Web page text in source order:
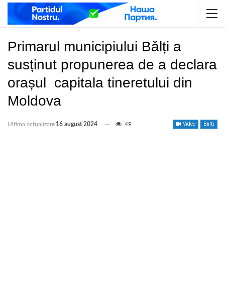
Primarul municipiului Bălți a
susținut propunerea de a declara
orașul capitala tineretului din
Moldova
Video Bălți
Ultima actualizare 16 august 2024 49